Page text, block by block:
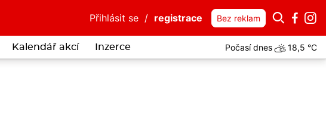
Přihlásit se / registrace Bez reklam
Kalendář akcí Inzerce Počasí dnes 18,5 °C